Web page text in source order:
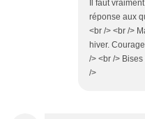
Il faut
réponse aux
<br /> <br />
hiver.
/> <br />
/>